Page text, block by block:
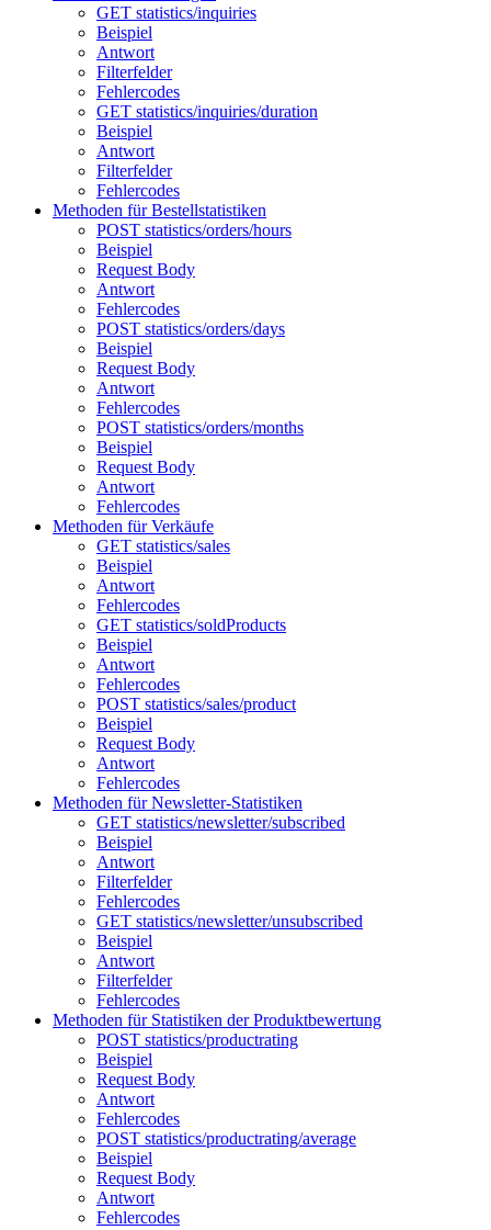
GET statistics/inquiries
Beispiel
Antwort
Filterfelder
Fehlercodes
GET statistics/inquiries/duration
Beispiel
Antwort
Filterfelder
Fehlercodes
Methoden für Bestellstatistiken
POST statistics/orders/hours
Beispiel
Request Body
Antwort
Fehlercodes
POST statistics/orders/days
Beispiel
Request Body
Antwort
Fehlercodes
POST statistics/orders/months
Beispiel
Request Body
Antwort
Fehlercodes
Methoden für Verkäufe
GET statistics/sales
Beispiel
Antwort
Fehlercodes
GET statistics/soldProducts
Beispiel
Antwort
Fehlercodes
POST statistics/sales/product
Beispiel
Request Body
Antwort
Fehlercodes
Methoden für Newsletter-Statistiken
GET statistics/newsletter/subscribed
Beispiel
Antwort
Filterfelder
Fehlercodes
GET statistics/newsletter/unsubscribed
Beispiel
Antwort
Filterfelder
Fehlercodes
Methoden für Statistiken der Produktbewertung
POST statistics/productrating
Beispiel
Request Body
Antwort
Fehlercodes
POST statistics/productrating/average
Beispiel
Request Body
Antwort
Fehlercodes